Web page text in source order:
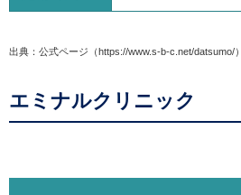
出典：公式ページ（https://www.s-b-c.net/datsumo/）
エミナルクリニック